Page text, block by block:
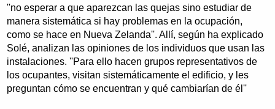
''no esperar a que aparezcan las quejas sino estudiar de
manera sistemática si hay problemas en la ocupación,
como se hace en Nueva Zelanda''. Allí, según ha explicado
Solé, analizan las opiniones de los individuos que usan las
instalaciones. ''Para ello hacen grupos representativos de
los ocupantes, visitan sistemáticamente el edificio, y les
preguntan cómo se encuentran y qué cambiarían de él''